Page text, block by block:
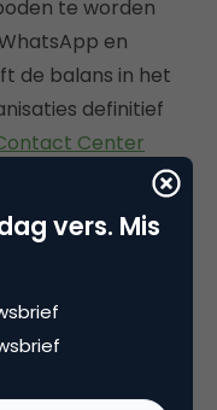
te worden
en
de balans in het
definitief
Center
in
vers. Mis